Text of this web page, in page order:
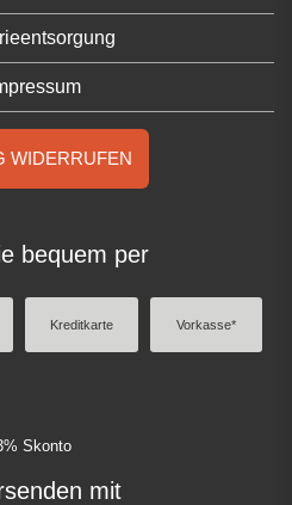
WIDERRUFEN
bequem per
Kreditkarte Vorkasse*
Skonto
mit